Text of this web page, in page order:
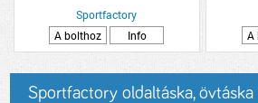
Sportfactory
A bolthoz
Info
A
Sportfactory oldaltáska,